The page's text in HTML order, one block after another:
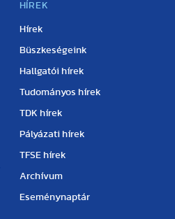
HÍREK
Hírek
Büszkeségeink
Hallgatói hírek
Tudományos hírek
TDK hírek
Pályázati hírek
TFSE hírek
Archívum
Eseménynaptár